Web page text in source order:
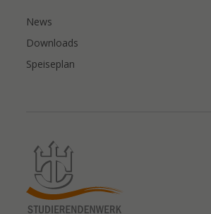
News
Downloads
Speiseplan